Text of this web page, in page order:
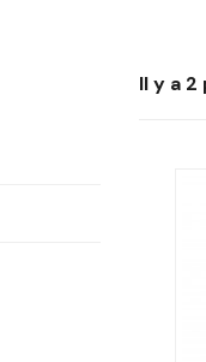
Il y a